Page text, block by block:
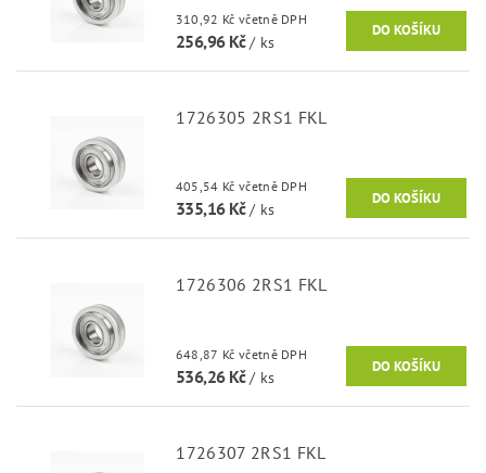
310,92 Kč včetně DPH
256,96 Kč/ ks
1726305 2RS1 FKL
405,54 Kč včetně DPH
335,16 Kč/ ks
1726306 2RS1 FKL
648,87 Kč včetně DPH
536,26 Kč/ ks
1726307 2RS1 FKL